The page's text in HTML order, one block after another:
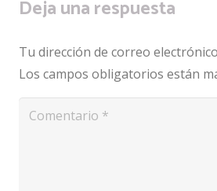
Deja una respuesta
Tu dirección de correo
Los campos obligatorios están